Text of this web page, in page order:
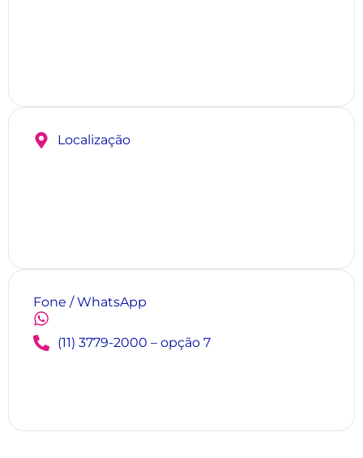
Localização
Fone / WhatsApp
(11) 3779-2000 – opção 7